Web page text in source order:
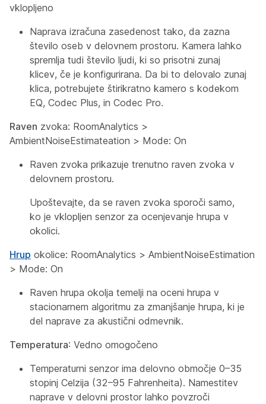
vklopljeno
Naprava izračuna zasedenost tako, da zazna
število oseb v delovnem prostoru. Kamera lahko
spremlja tudi število ljudi, ki so prisotni zunaj
klicev, če je konfigurirana. Da bi to delovalo zunaj
klica, potrebujete štirikratno kamero s kodekom
EQ, Codec Plus, in Codec Pro.
Raven zvoka: RoomAnalytics >
AmbientNoiseEstimateation > Mode: On
Raven zvoka prikazuje trenutno raven zvoka v
delovnem prostoru.
Upoštevajte, da se raven zvoka sporoči samo,
ko je vklopljen senzor za ocenjevanje hrupa v
okolici.
Hrup okolice: RoomAnalytics > AmbientNoiseEstimation
> Mode: On
Raven hrupa okolja temelji na oceni hrupa v
stacionarnem algoritmu za zmanjšanje hrupa, ki je
del naprave za akustični odmevnik.
Temperatura: Vedno omogočeno
Temperaturni senzor ima delovno območje 0–35
stopinj Celzija (32–95 Fahrenheita). Namestitev
naprave v delovni prostor lahko povzroči